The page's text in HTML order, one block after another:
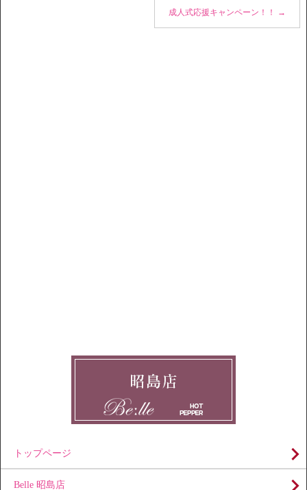
成人式応援キャンペーン！！ →
トップページ
Belle 昭島店